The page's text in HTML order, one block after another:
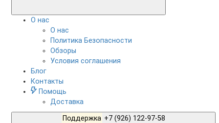
О нас
О нас
Политика Безопасности
Обзоры
Условия соглашения
Блог
Контакты
Помощь
Доставка
Поддержка